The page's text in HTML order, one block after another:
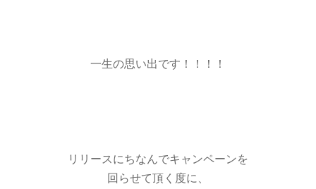
一生の思い出です！！！！
リリースにちなんでキャンペーンを
回らせて頂く度に、